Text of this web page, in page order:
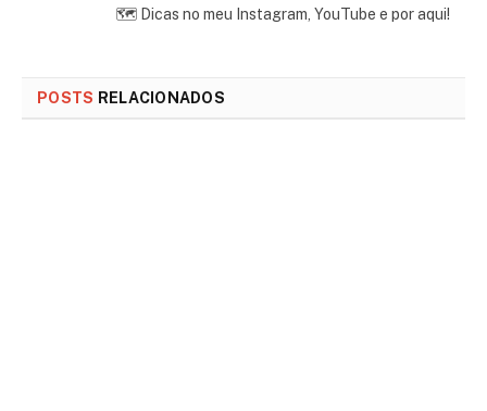
🗺 Dicas no meu Instagram, YouTube e por aqui!
POSTS RELACIONADOS